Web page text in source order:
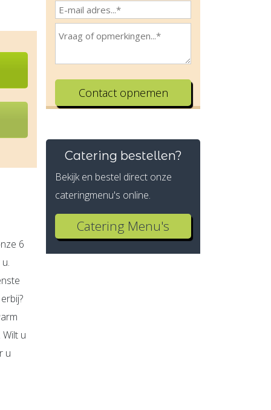
6
u
u
Catering bestellen?
Bekijk en bestel direct onze
cateringmenu's online.
Catering Menu's